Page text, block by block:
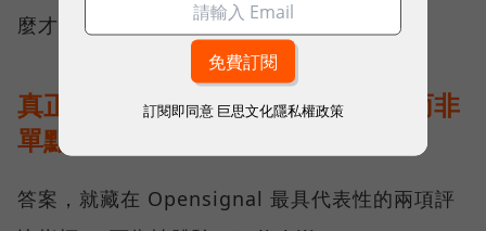
麼才是真正的好網路？
真正的好網路，比的是長期穩定、而非
單點測速
答案，就藏在 Opensignal 最具代表性的兩項評
訂閱即同意 巨思文化隱私權政策